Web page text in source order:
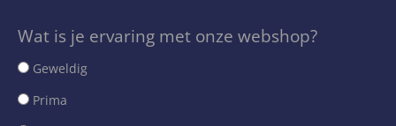
Wat is je ervaring met onze webshop?
Geweldig
Prima